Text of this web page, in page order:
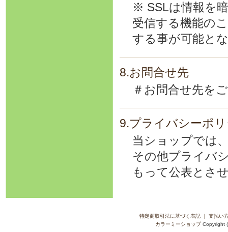
※ SSLは情報を
受信する機能の
する事が可能と
8.お問合せ先
＃お問合せ先を
9.プライバシーポ
当ショップでは
その他プライバ
もって公表とさ
特定商取引法に基づく表記｜ 支払い
カラーミーショップCopyright